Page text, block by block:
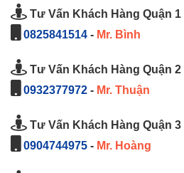
Tư Vấn Khách Hàng Quận 1
0825841514 - Mr. Bình
Tư Vấn Khách Hàng Quận 2
0932377972 - Mr. Thuận
Tư Vấn Khách Hàng Quận 3
0904744975 - Mr. Hoàng